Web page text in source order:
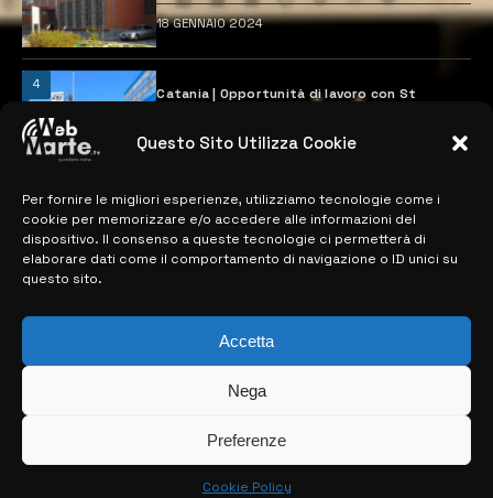
Questo Sito Utilizza Cookie
Per fornire le migliori esperienze, utilizziamo tecnologie come i
cookie per memorizzare e/o accedere alle informazioni del
dispositivo. Il consenso a queste tecnologie ci permetterà di
elaborare dati come il comportamento di navigazione o ID unici su
questo sito.
Accetta
Nega
Preferenze
Cookie Policy
18 GENNAIO 2024
4
Catania | Opportunità di lavoro con St
28 MARZO 2024
MAPPA DEL SITO
> NOTIZIE
> CONTATTI